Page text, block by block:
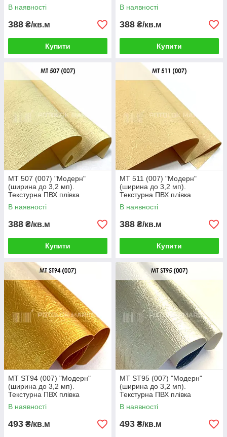
В наявності
388 ₴/кв.м
Купити
В наявності
388 ₴/кв.м
Купити
MT 507 (007) "Модерн"
(ширина до 3,2 мп).
Текстурна ПВХ плівка
В наявності
388 ₴/кв.м
Купити
MT 511 (007) "Модерн"
(ширина до 3,2 мп).
Текстурна ПВХ плівка
В наявності
388 ₴/кв.м
Купити
MT ST94 (007) "Модерн"
(ширина до 3,2 мп).
Текстурна ПВХ плівка
В наявності
493 ₴/кв.м
MT ST95 (007) "Модерн"
(ширина до 3,2 мп).
Текстурна ПВХ плівка
В наявності
493 ₴/кв.м